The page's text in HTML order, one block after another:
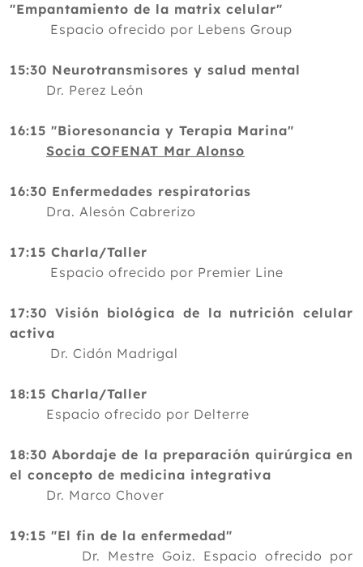
"Empantamiento de la matrix celular"
Espacio ofrecido por Lebens Group
15:30 Neurotransmisores y salud mental
Dr. Perez León
16:15 "Bioresonancia y Terapia Marina"
Socia COFENAT Mar Alonso
16:30 Enfermedades respiratorias
Dra. Alesón Cabrerizo
17:15 Charla/Taller
Espacio ofrecido por Premier Line
17:30 Visión biológica de la nutrición celular
activa
Dr. Cidón Madrigal
18:15 Charla/Taller
Espacio ofrecido por Delterre
18:30 Abordaje de la preparación quirúrgica en
el concepto de medicina integrativa
Dr. Marco Chover
19:15 "El fin de la enfermedad"
Dr. Mestre Goiz. Espacio ofrecido por